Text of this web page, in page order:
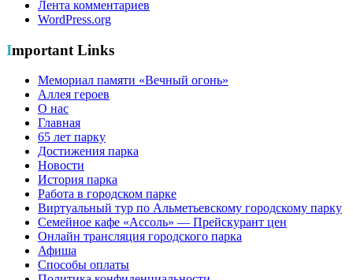
Лента комментариев
WordPress.org
Important Links
Мемориал памяти «Вечный огонь»
Аллея героев
О нас
Главная
65 лет парку
Достижения парка
Новости
История парка
Работа в городском парке
Виртуальный тур по Альметьевскому городскому парку
Семейное кафе «Ассоль» — Прейскурант цен
Онлайн трансляция городского парка
Афиша
Способы оплаты